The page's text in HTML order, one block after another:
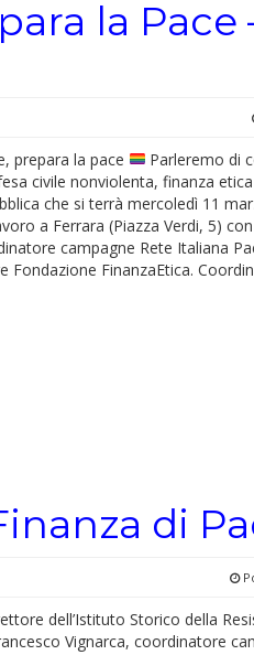
la Pace
prepara la pace
Parleremo di
civile nonviolenta, finanza
che si terrà mercoledì 11
a Ferrara (Piazza Verdi, 5)
campagne Rete Italiana
Fondazione FinanzaEtica.
di
dell’Istituto Storico della
Vignarca, coordinatore